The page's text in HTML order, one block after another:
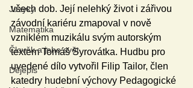
Jazyky
Matematika
Člověk a jeho svět
Dějepis
všech dob. Její nelehký život i zářivou
závodní kariéru zmapoval v nově
vzniklém muzikálu svým autorským
textem Tomáš Syrovátka. Hudbu pro
uvedené dílo vytvořil Filip Tailor, člen
katedry hudební výchovy Pedagogické